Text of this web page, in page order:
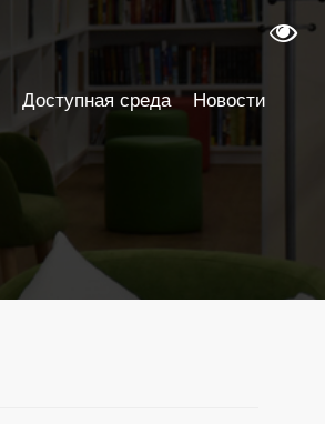
Доступная среда Новости